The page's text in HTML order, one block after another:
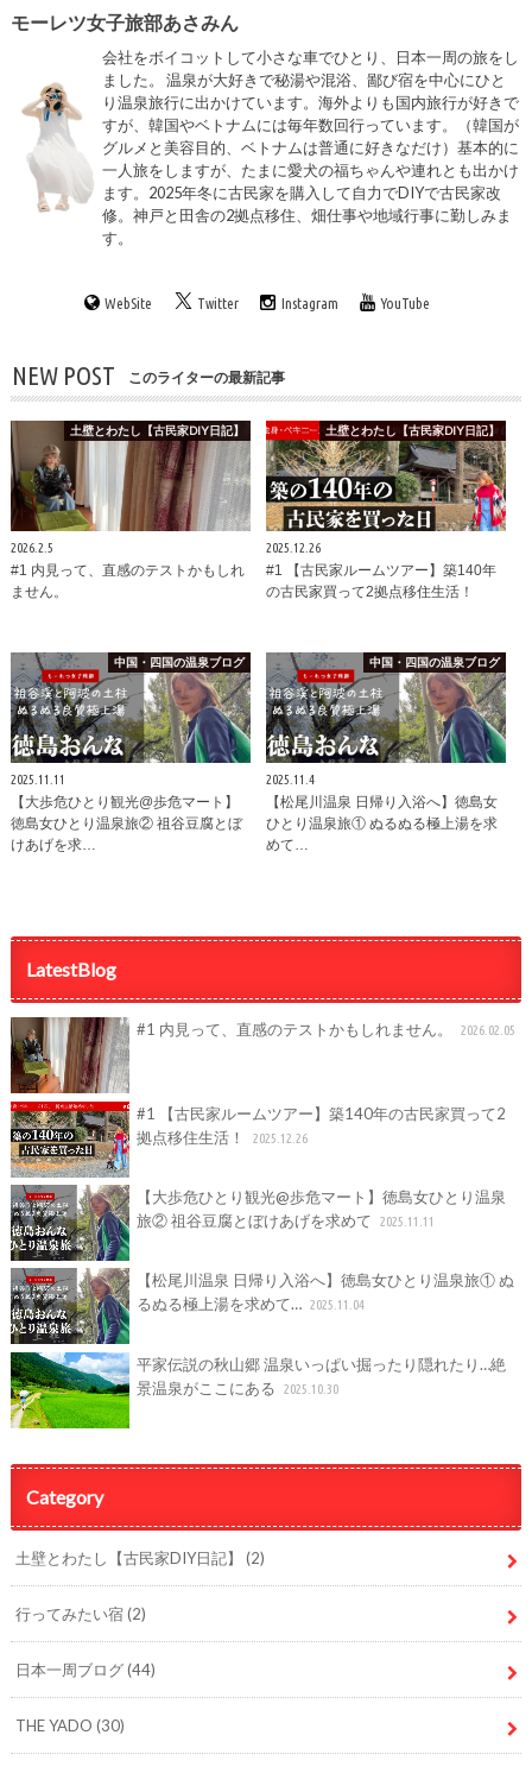
モーレツ女子旅部あさみん
会社をボイコットして小さな車でひとり、日本一周の旅をし
ました。 温泉が大好きで秘湯や混浴、鄙び宿を中心にひと
り温泉旅行に出かけています。海外よりも国内旅行が好きで
すが、韓国やベトナムには毎年数回行っています。（韓国が
グルメと美容目的、ベトナムは普通に好きなだけ）基本的に
一人旅をしますが、たまに愛犬の福ちゃんや連れとも出かけ
ます。2025年冬に古民家を購入して自力でDIYで古民家改
修。神戸と田舎の2拠点移住、畑仕事や地域行事に勤しみま
す。
WebSite Twitter Instagram YouTube
NEW POST このライターの最新記事
土壁とわたし【古民家DIY日記】
2026.2.5
#1 内見って、直感のテストかもしれ
ません。
土壁とわたし【古民家DIY日記】
2025.12.26
#1 【古民家ルームツアー】築140年
の古民家買って2拠点移住生活！
中国・四国の温泉ブログ
2025.11.11
【大歩危ひとり観光@歩危マート】
徳島女ひとり温泉旅② 祖谷豆腐とぼ
けあげを求…
中国・四国の温泉ブログ
2025.11.4
【松尾川温泉 日帰り入浴へ】徳島女
ひとり温泉旅① ぬるぬる極上湯を求
めて…
LatestBlog
#1 内見って、直感のテストかもしれません。 2026.02.05
#1 【古民家ルームツアー】築140年の古民家買って2
拠点移住生活！
2025.12.26
【大歩危ひとり観光@歩危マート】徳島女ひとり温泉
旅② 祖谷豆腐とぼけあげを求めて
2025.11.11
【松尾川温泉 日帰り入浴へ】徳島女ひとり温泉旅① ぬ
るぬる極上湯を求めて… 2025.11.04
平家伝説の秋山郷 温泉いっぱい掘ったり隠れたり…絶
景温泉がここにある
2025.10.30
Category
土壁とわたし【古民家DIY日記】 (2)
行ってみたい宿(2)
日本一周ブログ(44)
THE YADO (30)